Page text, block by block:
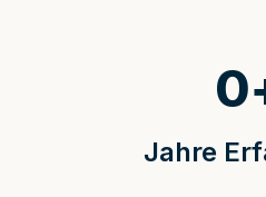
Jahre
0